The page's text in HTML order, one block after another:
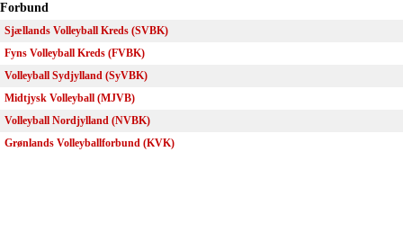
Forbund
Sjællands Volleyball Kreds (SVBK)
Fyns Volleyball Kreds (FVBK)
Volleyball Sydjylland (SyVBK)
Midtjysk Volleyball (MJVB)
Volleyball Nordjylland (NVBK)
Grønlands Volleyballforbund (KVK)